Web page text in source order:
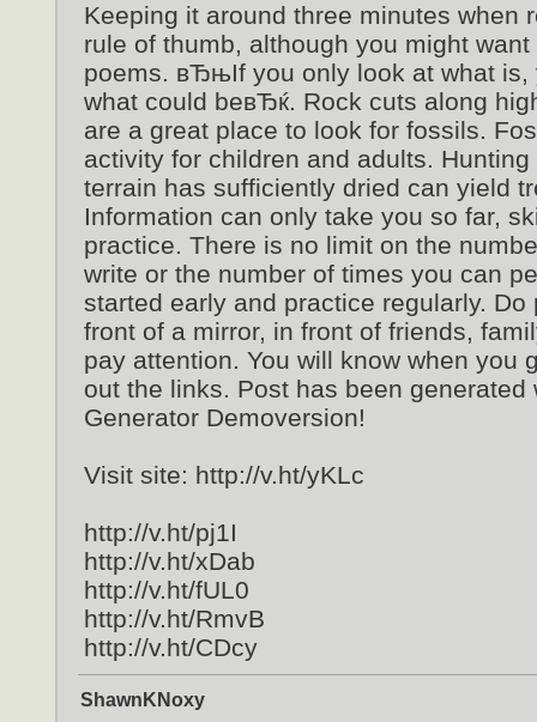
Keeping it around three minutes when
rule of thumb, although you might
poems. вЂњIf you only look at what is,
what could beвЂќ. Rock cuts along
are a great place to look for fossils.
activity for children and adults.
terrain has sufficiently dried can yield
Information can only take you so far,
practice. There is no limit on the
write or the number of times you can
started early and practice regularly.
front of a mirror, in front of friends,
pay attention. You will know when you
out the links. Post has been generated
Generator Demoversion!
Visit site: http://v.ht/yKLc
http://v.ht/pj1I
http://v.ht/xDab
http://v.ht/fUL0
http://v.ht/RmvB
http://v.ht/CDcy
ShawnKNoxy